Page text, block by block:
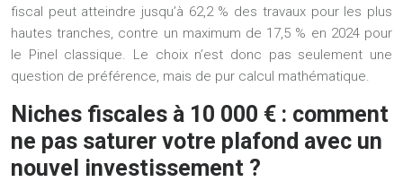
fiscal peut atteindre jusqu’à 62,2 % des travaux pour les plus
hautes tranches, contre un maximum de 17,5 % en 2024 pour
le Pinel classique. Le choix n’est donc pas seulement une
question de préférence, mais de pur calcul mathématique.
Niches fiscales à 10 000 € : comment
ne pas saturer votre plafond avec un
nouvel investissement ?